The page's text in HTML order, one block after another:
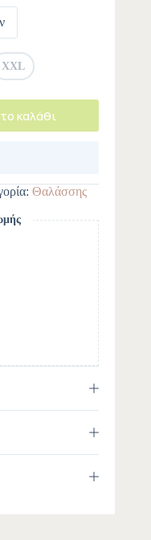
XXL
καλάθι
Θαλάσσης